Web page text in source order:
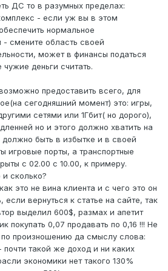
ДС то в разумных пределах:
- если уж вы в этом
нормальное
- смените область своей
может в финансы податься
деньги считать.
предоставить всего, для
сегодняшний момент) это: игры,
сетями или 1Гбит( но дорого),
но и этого должно хватить на
быть в избытке и в своей
игровые порты, а транспортные
с 02.00 с 10.00, к примеру.
и сколько?
это не вина клиента и с чего это он
вернуться к статье на сайте, так
выделил 600$, размах и апетит
покупать 0,07 продавать по 0,16 !!! Не
по произношению да смыслу слова:
такой же доход и ни каких
экономики нет такого 130%